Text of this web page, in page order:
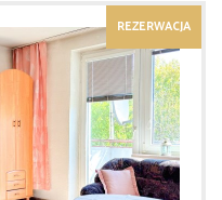
REZERWACJA